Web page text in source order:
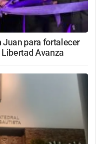
Juan para fortalecer
Avanza